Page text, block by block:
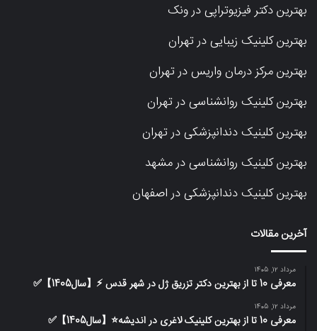
بهترین دکتر فیزیوتراپی در ونک
بهترین کلینیک زیبایی در تهران
بهترین مرکز درمان واریس در تهران
بهترین کلینیک روانشناسی در تهران
بهترین کلینیک دندانپزشکی در تهران
بهترین کلینیک روانشناسی در مشهد
بهترین کلینیک دندانپزشکی در اصفهان
آخرین مقالات
مرداد 12, 1405
معرفی 10 تا از بهترین دکتر تزریق ژل در شهر قدس ⚡️【سال1405】✅
مرداد 12, 1405
معرفی 10 تا از بهترین کلینیک لاغری در اندیشه⭐【سال1405】✅